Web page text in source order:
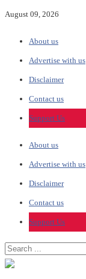
August 09, 2026
About us
Advertise with us
Disclaimer
Contact us
Support Us
About us
Advertise with us
Disclaimer
Contact us
Support Us